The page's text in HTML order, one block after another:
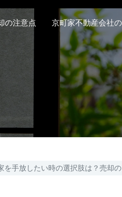
の注意点 京町家不動産会社
を手放したい時の選択肢は？売却